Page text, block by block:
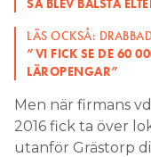
SÅ BLEV BÅLSTA
LÄS OCKSÅ:
”VI FICK SE DE 60
LÄROPENGAR”
Men när firmans
2016 fick ta över
utanför Grästorp